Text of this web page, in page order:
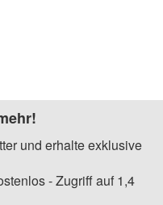
und erhalte exklusive
- Zugriff auf 1,4